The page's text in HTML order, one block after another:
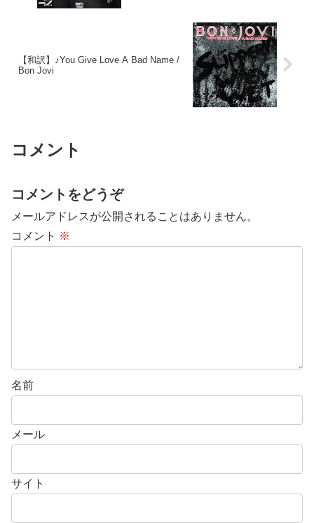
【和訳】♪You Give Love A Bad Name /
Bon Jovi
コメント
コメントをどうぞ
メールアドレスが公開されることはありません。
コメント ※
名前
メール
サイト